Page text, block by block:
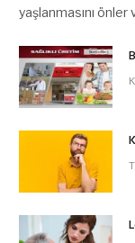
yaşlanmasını önler